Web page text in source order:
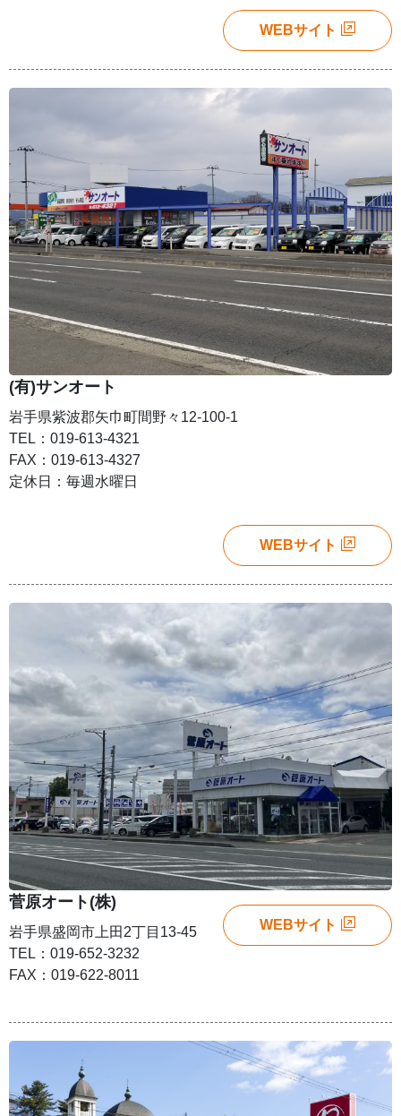
WEBサイト
(有)サンオート
岩手県紫波郡矢巾町間野々12-100-1
TEL：019-613-4321
FAX：019-613-4327
定休日：毎週水曜日
WEBサイト
菅原オート(株)
岩手県盛岡市上田2丁目13-45
TEL：019-652-3232
FAX：019-622-8011
WEBサイト